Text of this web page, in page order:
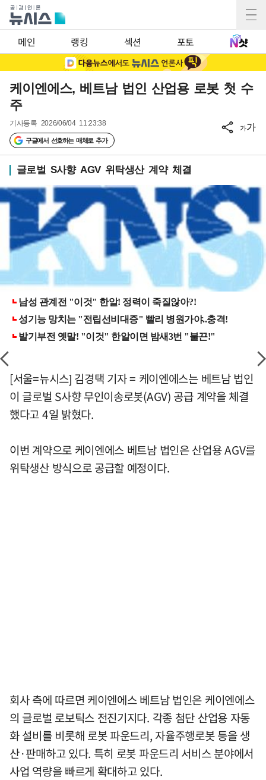
메인 랭킹 섹션 포토
케이엔에스, 베트남 법인 산업용 로봇 첫 수
주
기사등록 2026/06/04 11:23:38
구글에서 선호하는 매체로 추가
가가
글로벌 S사향 AGV 위탁생산 계약 체결
[서울=뉴시스] 김경택 기자 = 케이엔에스는 베트남 법인
이 글로벌 S사향 무인이송로봇(AGV) 공급 계약을 체결
했다고 4일 밝혔다.
이번 계약으로 케이엔에스 베트남 법인은 산업용 AGV를
위탁생산 방식으로 공급할 예정이다.
회사 측에 따르면 케이엔에스 베트남 법인은 케이엔에스
의 글로벌 로보틱스 전진기지다. 각종 첨단 산업용 자동
화 설비를 비롯해 로봇 파운드리, 자율주행로봇 등을 생
산·판매하고 있다. 특히 로봇 파운드리 서비스 분야에서
사업 역량을 빠르게 확대하고 있다.